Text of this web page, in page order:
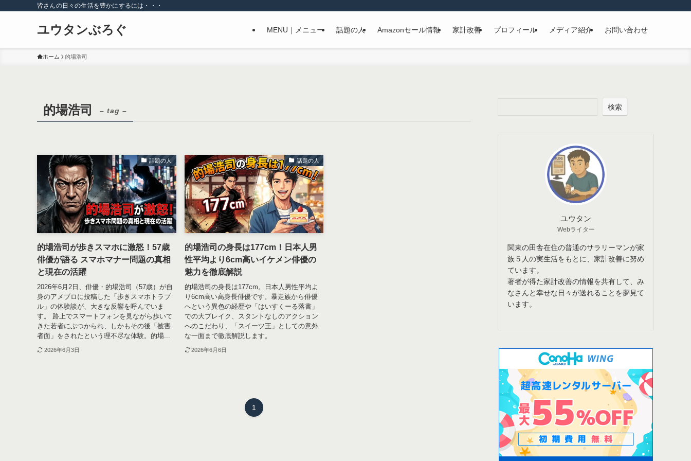
皆さんの日々の生活を豊かにするには・・・
ユウタンぶろぐ MENU｜メニュー 話題の人 Amazonセール情報 家計改善 プロフィール メディア紹介 お問い合わせ
ホーム 的場浩司
的場浩司 – tag –
話題の人
的場浩司が歩きスマホに激怒！57歳
俳優が語る スマホマナー問題の真相
と現在の活躍
2026年6月2日、俳優・的場浩司（57歳）が自
身のアメブロに投稿した「歩きスマホトラブ
ル」の体験談が、大きな反響を呼んでいま
す。 路上でスマートフォンを見ながら歩いて
きた若者にぶつかられ、しかもその後「被害
者面」をされたという理不尽な体験。的場...
2026年6月3日
話題の人
的場浩司の身長は177cm！日本人男
性平均より6cm高いイケメン俳優の
魅力を徹底解説
的場浩司の身長は177cm。日本人男性平均よ
り6cm高い高身長俳優です。暴走族から俳優
へという異色の経歴や「はいすくーる落書」
での大ブレイク、スタントなしのアクション
へのこだわり、「スイーツ王」としての意外
な一面まで徹底解説します。
2026年6月6日
1
検索
ユウタン
Webライター
関東の田舎在住の普通のサラリーマンが家
族５人の実生活をもとに、家計改善に努め
ています。
著者が得た家計改善の情報を共有して、み
なさんと幸せな日々が送れることを夢見て
います。